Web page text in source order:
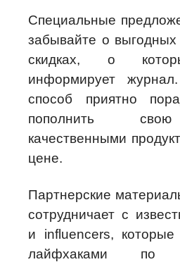
Специальные
забывайте о
скидках, о
информирует
способ приятно
пополнить свою
качественными
цене.
Партнерские
сотрудничает с
и influencers, которые
лайфхаками по